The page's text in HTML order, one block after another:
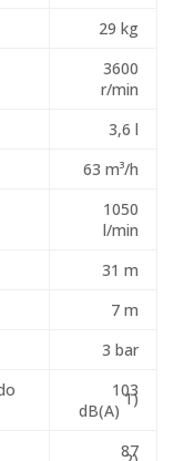
29 kg
3600
r/min
3,6 l
63 m³/h
1050
l/min
31 m
7 m
3 bar
103
dB(A)
1)
87